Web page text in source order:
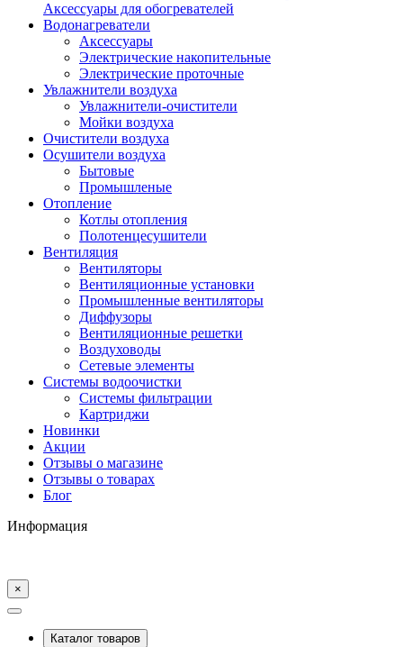
Аксессуары для обогревателей
Водонагреватели
Аксессуары
Электрические накопительные
Электрические проточные
Увлажнители воздуха
Увлажнители-очистители
Мойки воздуха
Очистители воздуха
Осушители воздуха
Бытовые
Промышленые
Отопление
Котлы отопления
Полотенцесушители
Вентиляция
Вентиляторы
Вентиляционные установки
Промышленные вентиляторы
Диффузоры
Вентиляционные решетки
Воздуховоды
Сетевые элементы
Системы водоочистки
Системы фильтрации
Картриджи
Новинки
Акции
Отзывы о магазине
Отзывы о товарах
Блог
Информация
×
Каталог товаров